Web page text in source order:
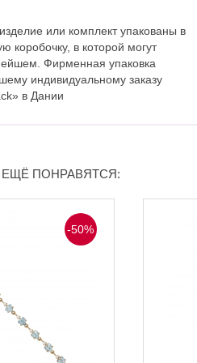
или комплект упакованы в
коробочку, в которой могут
Фирменная упаковка
индивидуальному заказу
в Дании
ПОНРАВЯТСЯ:
-50%